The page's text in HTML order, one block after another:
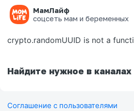
МамЛайф
соцсеть мам и беременных
Ошибка на странице
crypto.randomUUID is not a
Найдите нужное в каналах
Соглашение с пользователями